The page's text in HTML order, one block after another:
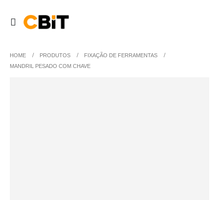
HOME PRODUTOS
FIXAÇÃO DE FERRAMENTAS
MANDRIL PESADO COM CHAVE